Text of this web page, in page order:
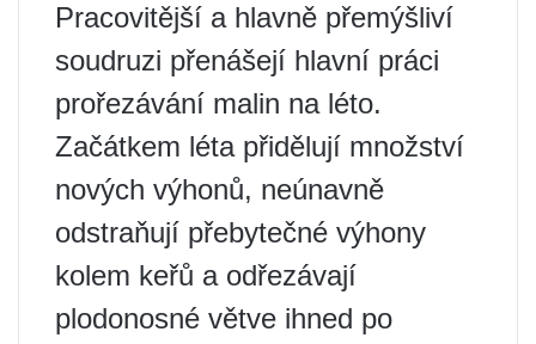
Pracovitější a hlavně přemýšliví
soudruzi přenášejí hlavní práci
prořezávání malin na léto.
Začátkem léta přidělují množství
nových výhonů, neúnavně
odstraňují přebytečné výhony
kolem keřů a odřezávají
plodonosné větve ihned po